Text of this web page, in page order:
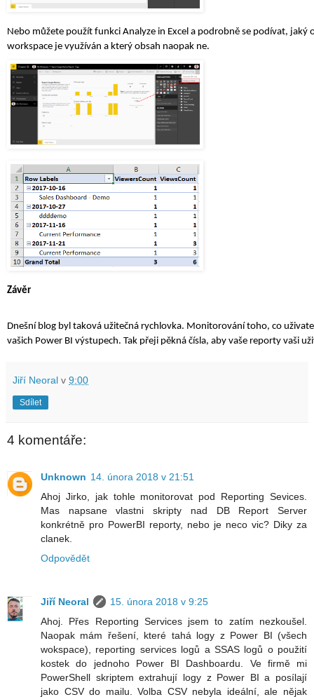
Nebo můžete použít funkci Analyze in Excel a podrobně se podívat,
workspace je využíván a který obsah naopak ne.
Závěr
Dnešní blog byl taková užitečná rychlovka. Monitorování toho, co
vašich Power BI výstupech. Tak přeji pěkná čísla, aby vaše reporty vaši
Jiří Neoral v 9:00
Sdílet
4 komentáře:
Unknown 14. února 2018 v 21:51
Ahoj Jirko, jak tohle monitorovat pod Reporting Sevices.
Mas napsane vlastni skripty nad DB Report Server
konkrétně pro PowerBI reporty, nebo je neco vic? Diky za
clanek.
Odpovědět
Jiří Neoral
15. února 2018 v 9:25
Ahoj. Přes Reporting Services jsem to zatím nezkoušel.
Naopak mám řešení, které tahá logy z Power BI (všech
wokspace), reporting services logů a SSAS logů o použití
kostek do jednoho Power BI Dashboardu. Ve firmě mi
PowerShell skriptem extrahují logy z Power BI a posílají
jako CSV do mailu. Volba CSV nebyla ideální, ale nějak